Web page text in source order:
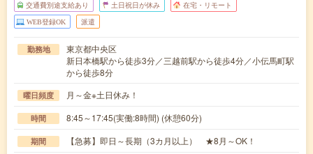
交通費別途支給あり 土日祝日が休み 在宅・リモート
WEB登録OK 派遣
勤務地
東京都中央区
新日本橋駅から徒歩3分／三越前駅から徒歩4分／小伝馬町駅
から徒歩8分
曜日頻度 月～金※土日休み！
時間 8:45～17:45(実働:8時間) (休憩60分)
期間 【急募】即日～長期（3カ月以上） ★8月～OK！